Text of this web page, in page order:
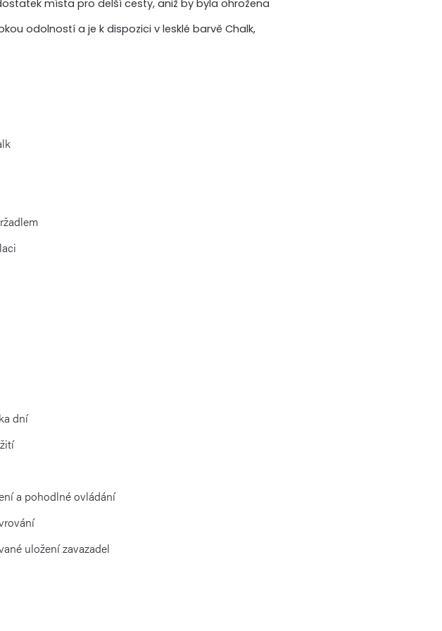
místa pro delší cesty, aniž by byla ohrožena
odolností a je k dispozici v lesklé barvě Chalk,
dní
a pohodlné ovládání
uložení zavazadel